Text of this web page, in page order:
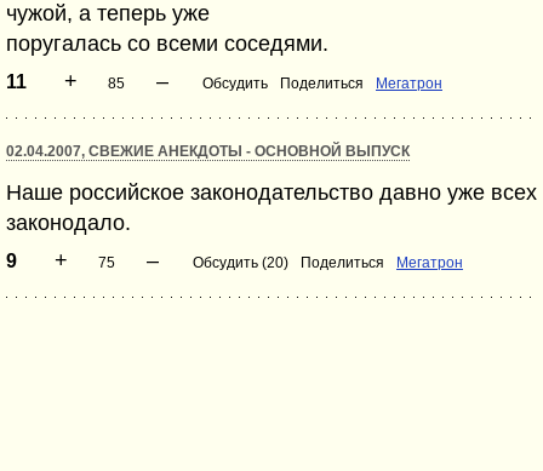
чужой, а теперь уже
поругалась со всеми соседями.
11 + 85 – Обсудить Поделиться Мегатрон
02.04.2007, СВЕЖИЕ АНЕКДОТЫ - ОСНОВНОЙ ВЫПУСК
Наше российское законодательство давно уже всех
законодало.
9 + 75 – Обсудить (20) Поделиться Мегатрон